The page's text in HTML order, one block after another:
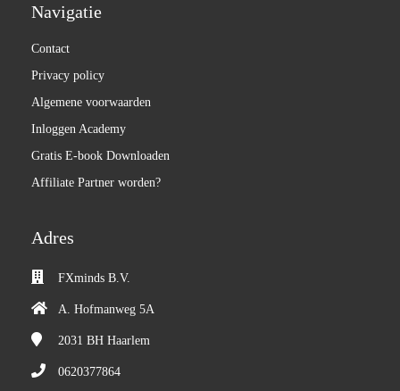
Navigatie
Contact
Privacy policy
Algemene voorwaarden
Inloggen Academy
Gratis E-book Downloaden
Affiliate Partner worden?
Adres
FXminds B.V.
A. Hofmanweg 5A
2031 BH Haarlem
0620377864